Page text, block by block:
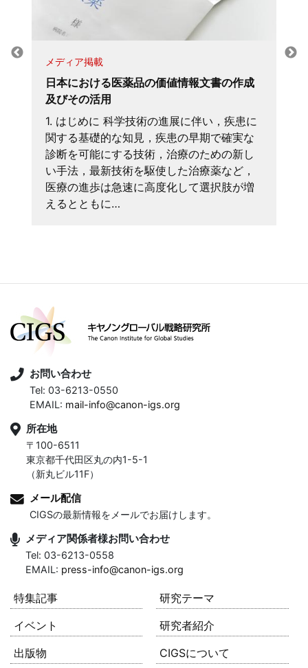
メディア掲載
日本における医薬品の価値情報文書の作成
及びその活用
1. はじめに 科学技術の進展に伴い，疾患に
関する基礎的な知見，疾患の早期で確実な
診断を可能にする技術，治療のための新し
い手法，最新技術を駆使した治療薬など，
医療の進歩は急速に高度化して選択肢が増
えるとともに…
お問い合わせ
Tel: 03-6213-0550
EMAIL: mail-info@canon-igs.org
所在地
〒100-6511
東京都千代田区丸の内1-5-1
（新丸ビル11F）
メール配信
CIGSの最新情報をメールでお届けします。
メディア関係者様お問い合わせ
Tel: 03-6213-0558
EMAIL: press-info@canon-igs.org
特集記事
研究テーマ
イベント
研究者紹介
出版物
CIGSについて